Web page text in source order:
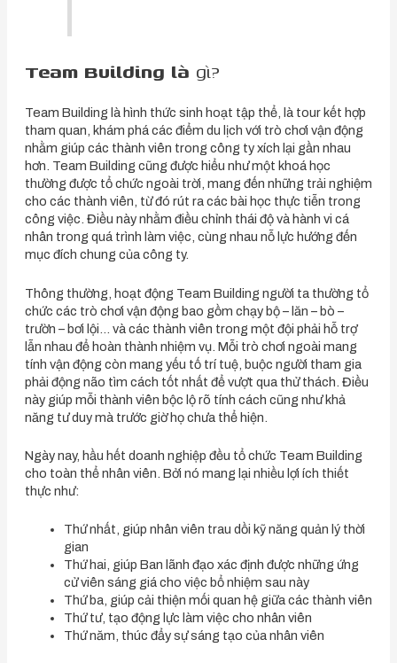
Team Building là gì?
Team Building là hình thức sinh hoạt tập thể, là tour kết hợp
tham quan, khám phá các điểm du lịch với trò chơi vận động
nhằm giúp các thành viên trong công ty xích lại gần nhau
hơn. Team Building cũng được hiểu như một khoá học
thường được tổ chức ngoài trời, mang đến những trải nghiệm
cho các thành viên, từ đó rút ra các bài học thực tiễn trong
công việc. Điều này nhằm điều chỉnh thái độ và hành vi cá
nhân trong quá trình làm việc, cùng nhau nỗ lực hướng đến
mục đích chung của công ty.
Thông thường, hoạt động Team Building người ta thường tổ
chức các trò chơi vận động bao gồm chạy bộ – lăn – bò –
trườn – bơi lội… và các thành viên trong một đội phải hỗ trợ
lẫn nhau để hoàn thành nhiệm vụ. Mỗi trò chơi ngoài mang
tính vận động còn mang yếu tố trí tuệ, buộc người tham gia
phải động não tìm cách tốt nhất để vượt qua thử thách. Điều
này giúp mỗi thành viên bộc lộ rõ tính cách cũng như khả
năng tư duy mà trước giờ họ chưa thể hiện.
Ngày nay, hầu hết doanh nghiệp đều tổ chức Team Building
cho toàn thể nhân viên. Bởi nó mang lại nhiều lợi ích thiết
thực như:
Thứ nhất, giúp nhân viên trau dồi kỹ năng quản lý thời
gian
Thứ hai, giúp Ban lãnh đạo xác định được những ứng
cử viên sáng giá cho việc bổ nhiệm sau này
Thứ ba, giúp cải thiện mối quan hệ giữa các thành viên
Thứ tư, tạo động lực làm việc cho nhân viên
Thứ năm, thúc đẩy sự sáng tạo của nhân viên